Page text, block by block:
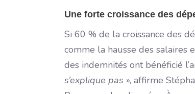
Une forte croissance des
Si 60 % de la croissance des
comme la hausse des
des indemnités ont bénéficié
s’explique pas », affirme